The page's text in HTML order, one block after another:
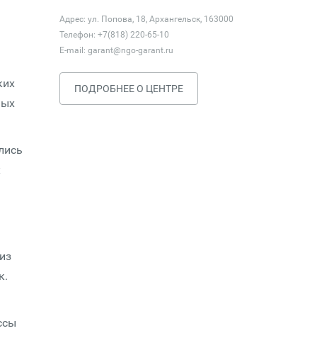
Адрес: ул. Попова, 18, Архангельск, 163000
Телефон: +7(818) 220-65-10
E-mail: garant@ngo-garant.ru
ПОДРОБНЕЕ О ЦЕНТРЕ